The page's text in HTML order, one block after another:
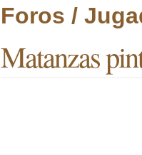
Foros /
Matanzas